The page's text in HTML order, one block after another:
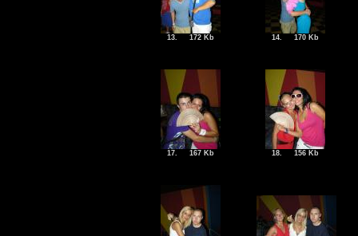
13. 172 Kb 14. 170 Kb
17. 167 Kb 18. 156 Kb